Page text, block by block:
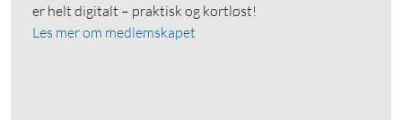
er helt digitalt – praktisk og kortløst!
Les mer om medlemskapet